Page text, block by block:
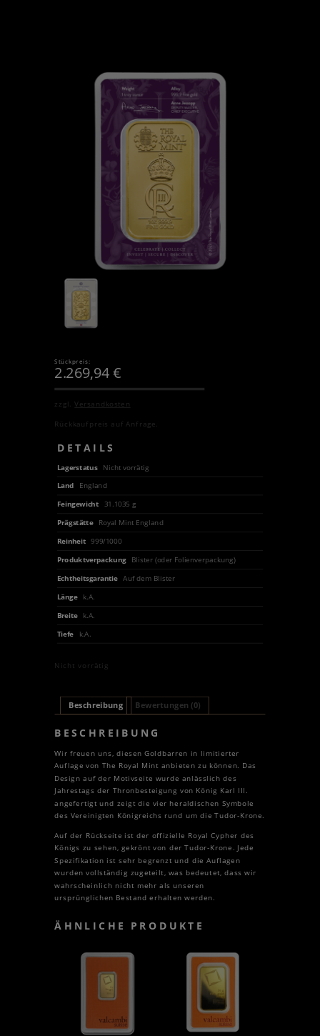
Stückpreis:
2.269,94€
zzgl.Versandkosten
Rückkaufpreis auf Anfrage.
DETAILS
Lagerstatus
Nicht vorrätig
Land
England
Feingewicht
31.1035 g
Prägstätte
Royal Mint England
Reinheit 999/1000
Produktverpackung
Blister (oder Folienverpackung)
Echtheitsgarantie Auf dem Blister
Länge
k.A.
Breite
k.A.
Tiefe k.A.
Nicht vorrätig
Beschreibung Bewertungen (0)
BESCHREIBUNG
Wir freuen uns, diesen Goldbarren in limitierter
Auflage von The Royal Mint anbieten zu können. Das
Design auf der Motivseite wurde anlässlich des
Jahrestags der Thronbesteigung von König Karl III.
angefertigt und zeigt die vier heraldischen Symbole
des Vereinigten Königreichs rund um die Tudor-Krone.
Auf der Rückseite ist der offizielle Royal Cypher des
Königs zu sehen, gekrönt von der Tudor-Krone. Jede
Spezifikation ist sehr begrenzt und die Auflagen
wurden vollständig zugeteilt, was bedeutet, dass wir
wahrscheinlich nicht mehr als unseren
ursprünglichen Bestand erhalten werden.
ÄHNLICHE PRODUKTE